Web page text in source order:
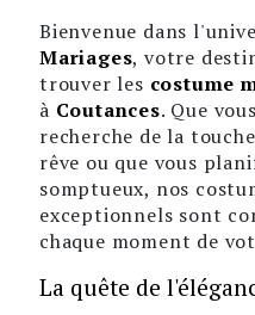
Bienvenue dans
Mariages, votre
trouver les costume
à Coutances. Que
recherche de la
rêve ou que vous
somptueux, nos
exceptionnels sont
chaque moment de
La quête de